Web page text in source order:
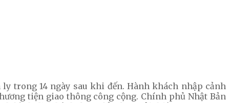
ly trong 14 ngày sau khi đến. Hành khách nhập cảnh
tiện giao thông công cộng. Chính phủ Nhật Bản